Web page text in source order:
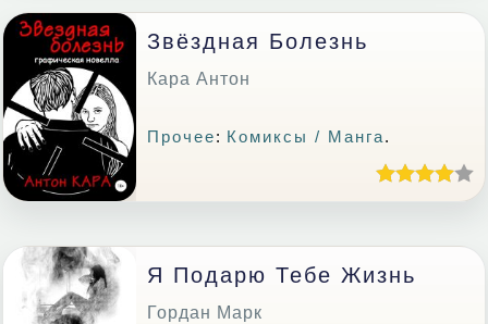
Звёздная Болезнь
Кара Антон
Прочее: Комиксы / Манга.
Я Подарю Тебе Жизнь
Гордан Марк